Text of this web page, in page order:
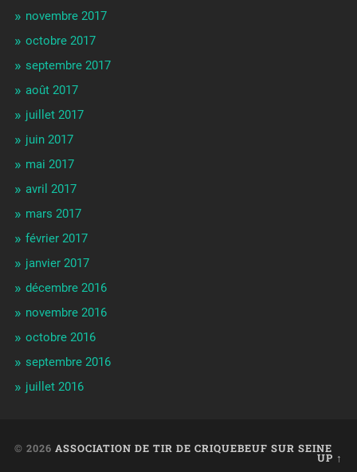
novembre 2017
octobre 2017
septembre 2017
août 2017
juillet 2017
juin 2017
mai 2017
avril 2017
mars 2017
février 2017
janvier 2017
décembre 2016
novembre 2016
octobre 2016
septembre 2016
juillet 2016
© 2026 ASSOCIATION DE TIR DE CRIQUEBEUF SUR SEINE
UP ↑